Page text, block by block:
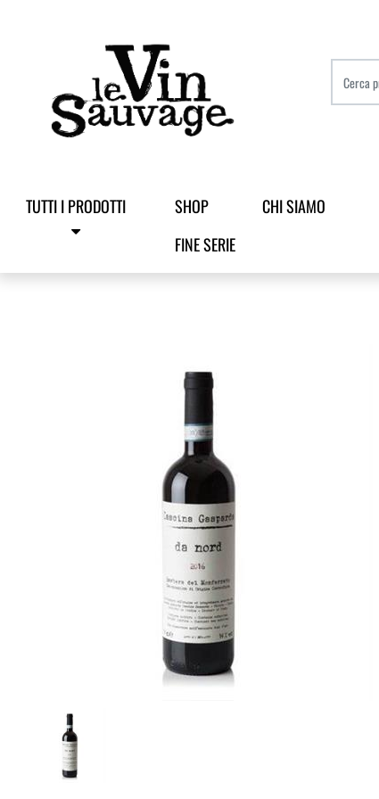
TUTTI I PRODOTTI SHOP CHI SIAMO
FINE SERIE